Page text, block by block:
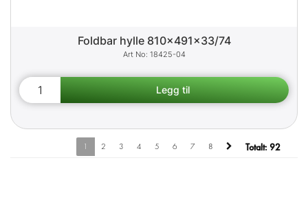
Foldbar hylle 810x491x33/74
18425-04
1 2 3 4 5 6 7 8 Totalt: 92